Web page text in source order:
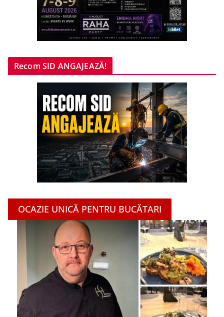
Recom SID ANGAJEAZĂ!
OCAZIE UNICĂ PENTRU BUCĂTARI